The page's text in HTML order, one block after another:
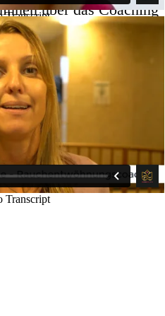
über das Coaching
ihr: